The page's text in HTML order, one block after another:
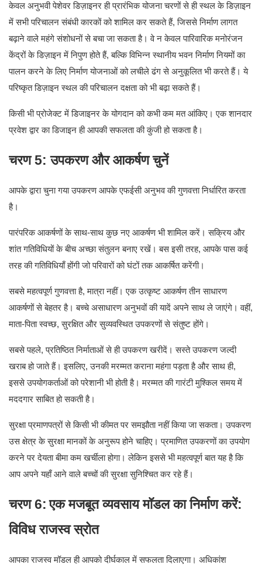
केवल अनुभवी पेशेवर डिज़ाइनर ही प्रारंभिक योजना चरणों से ही स्थल के डिज़ाइन
में सभी परिचालन संबंधी कारकों को शामिल कर सकते हैं, जिससे निर्माण लागत
बढ़ाने वाले महंगे संशोधनों से बचा जा सकता है। वे न केवल पारिवारिक मनोरंजन
केंद्रों के डिज़ाइन में निपुण होते हैं, बल्कि विभिन्न स्थानीय भवन निर्माण नियमों का
पालन करने के लिए निर्माण योजनाओं को लचीले ढंग से अनुकूलित भी करते हैं। ये
परिष्कृत डिज़ाइन स्थल की परिचालन दक्षता को भी बढ़ा सकते हैं।
किसी भी प्रोजेक्ट में डिजाइनर के योगदान को कभी कम मत आंकिए। एक शानदार
प्रवेश द्वार का डिजाइन ही आपकी सफलता की कुंजी हो सकता है।
चरण 5: उपकरण और आकर्षण चुनें
आपके द्वारा चुना गया उपकरण आपके एफईसी अनुभव की गुणवत्ता निर्धारित करता
है।
पारंपरिक आकर्षणों के साथ-साथ कुछ नए आकर्षण भी शामिल करें। सक्रिय और
शांत गतिविधियों के बीच अच्छा संतुलन बनाए रखें। बस इसी तरह, आपके पास कई
तरह की गतिविधियाँ होंगी जो परिवारों को घंटों तक आकर्षित करेंगी।
सबसे महत्वपूर्ण गुणवत्ता है, मात्रा नहीं। एक उत्कृष्ट आकर्षण तीन साधारण
आकर्षणों से बेहतर है। बच्चे असाधारण अनुभवों की यादें अपने साथ ले जाएंगे। वहीं,
माता-पिता स्वच्छ, सुरक्षित और सुव्यवस्थित उपकरणों से संतुष्ट होंगे।
सबसे पहले, प्रतिष्ठित निर्माताओं से ही उपकरण खरीदें। सस्ते उपकरण जल्दी
खराब हो जाते हैं। इसलिए, उनकी मरम्मत कराना महंगा पड़ता है और साथ ही,
इससे उपयोगकर्ताओं को परेशानी भी होती है। मरम्मत की गारंटी मुश्किल समय में
मददगार साबित हो सकती है।
सुरक्षा प्रमाणपत्रों से किसी भी कीमत पर समझौता नहीं किया जा सकता। उपकरण
उस क्षेत्र के सुरक्षा मानकों के अनुरूप होने चाहिए। प्रमाणित उपकरणों का उपयोग
करने पर देयता बीमा कम खर्चीला होगा। लेकिन इससे भी महत्वपूर्ण बात यह है कि
आप अपने यहाँ आने वाले बच्चों की सुरक्षा सुनिश्चित कर रहे हैं।
चरण 6: एक मजबूत व्यवसाय मॉडल का निर्माण करें:
विविध राजस्व स्रोत
आपका राजस्व मॉडल ही आपको दीर्घकाल में सफलता दिलाएगा। अधिकांश